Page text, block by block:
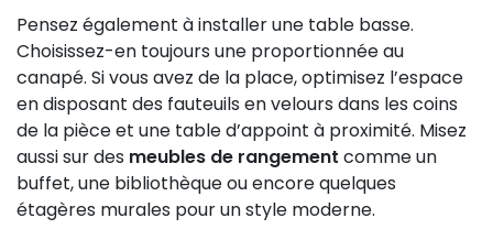
Pensez également à installer une table basse.
Choisissez-en toujours une proportionnée au
canapé. Si vous avez de la place, optimisez l’espace
en disposant des fauteuils en velours dans les coins
de la pièce et une table d’appoint à proximité. Misez
aussi sur des meubles de rangement comme un
buffet, une bibliothèque ou encore quelques
étagères murales pour un style moderne.